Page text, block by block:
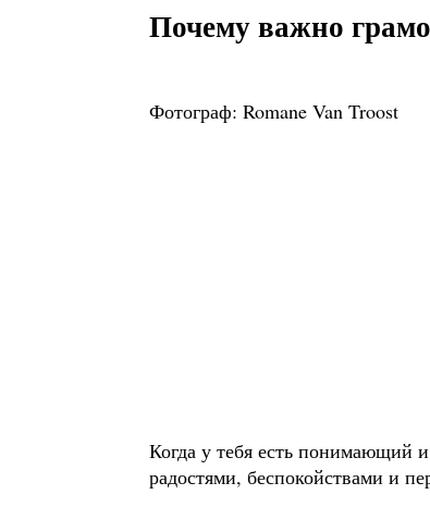
Почему важно
Фотограф: Romane Van Troost
Когда у тебя есть понимающий
радостями, беспокойствами и